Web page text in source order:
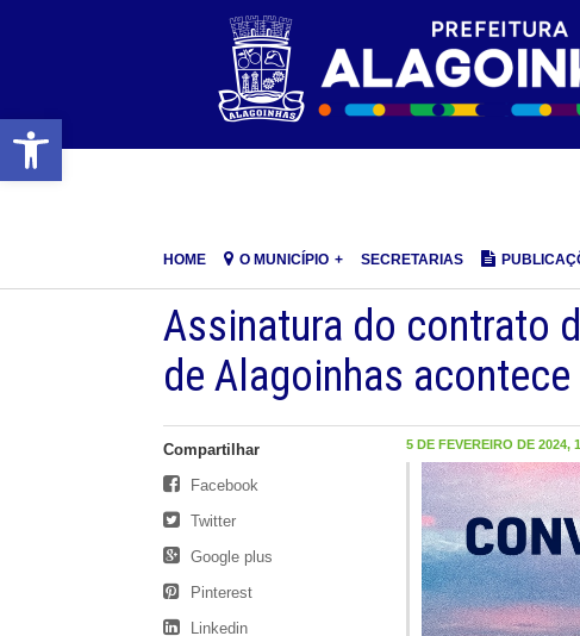
Barra de Ferramentas Aberta
HOME O MUNICÍPIO SECRETARIAS
Assinatura do contrato
de Alagoinhas
5 DE FEVEREIRO DE 2024,
Compartilhar
Facebook
Twitter
Google plus
Pinterest
Linkedin